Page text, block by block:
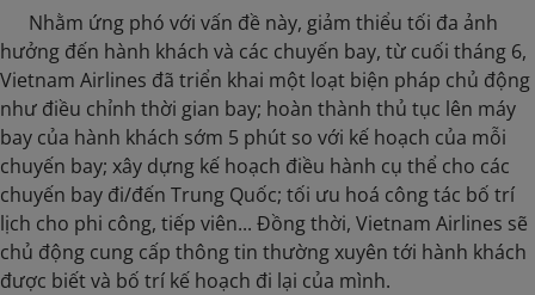
​ Nhằm ứng phó với vấn đề này, giảm thiểu tối đa ảnh
hưởng đến hành khách và các chuyến bay, từ cuối tháng 6,
Vietnam Airlines đã triển khai một loạt biện pháp chủ động
như điều chỉnh thời gian bay; hoàn thành thủ tục lên máy
bay của hành khách sớm 5 phút so với kế hoạch của mỗi
chuyến bay; xây dựng kế hoạch điều hành cụ thể cho các
chuyến bay đi/đến Trung Quốc; tối ưu hoá công tác bố trí
lịch cho phi công, tiếp viên... Đồng thời, Vietnam Airlines sẽ
chủ động cung cấp thông tin thường xuyên tới hành khách
được biết và bố trí kế hoạch đi lại của mình.